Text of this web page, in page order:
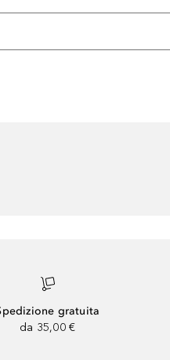
gratuita
da 35,00 €